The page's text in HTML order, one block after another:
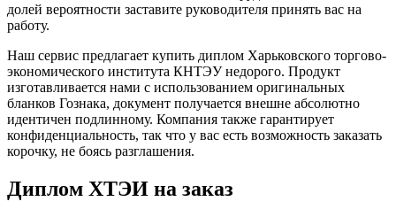
долей вероятности заставите руководителя принять вас на
работу.
Наш сервис предлагает купить диплом Харьковского торгово-
экономического института КНТЭУ недорого. Продукт
изготавливается нами с использованием оригинальных
бланков Гознака, документ получается внешне абсолютно
идентичен подлинному. Компания также гарантирует
конфиденциальность, так что у вас есть возможность заказать
корочку, не боясь разглашения.
Диплом ХТЭИ на заказ